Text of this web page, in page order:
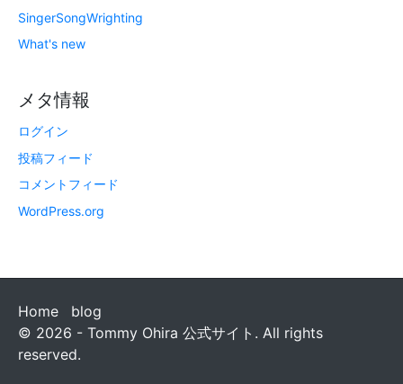
SingerSongWrighting
What's new
メタ情報
ログイン
投稿フィード
コメントフィード
WordPress.org
Home
blog
© 2026 - Tommy Ohira 公式サイト. All rights
reserved.